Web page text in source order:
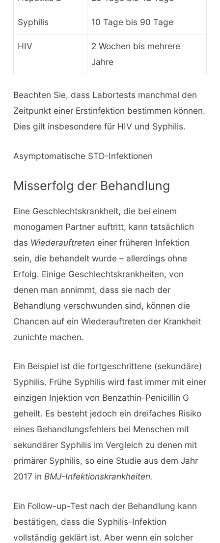
Syphilis 10 Tage bis 90 Tage
HIV
2 Wochen bis mehrere
Jahre
Beachten Sie, dass Labortests manchmal den
Zeitpunkt einer Erstinfektion bestimmen können.
Dies gilt insbesondere für HIV und Syphilis.
Asymptomatische STD-Infektionen
Misserfolg der Behandlung
Eine Geschlechtskrankheit, die bei einem
monogamen Partner auftritt, kann tatsächlich
das Wiederauftreten einer früheren Infektion
sein, die behandelt wurde – allerdings ohne
Erfolg. Einige Geschlechtskrankheiten, von
denen man annimmt, dass sie nach der
Behandlung verschwunden sind, können die
Chancen auf ein Wiederauftreten der Krankheit
zunichte machen.
Ein Beispiel ist die fortgeschrittene (sekundäre)
Syphilis. Frühe Syphilis wird fast immer mit einer
einzigen Injektion von Benzathin-Penicillin G
geheilt. Es besteht jedoch ein dreifaches Risiko
eines Behandlungsfehlers bei Menschen mit
sekundärer Syphilis im Vergleich zu denen mit
primärer Syphilis, so eine Studie aus dem Jahr
2017 in BMJ-Infektionskrankheiten.
Ein Follow-up-Test nach der Behandlung kann
bestätigen, dass die Syphilis-Infektion
vollständig geklärt ist. Aber wenn ein solcher